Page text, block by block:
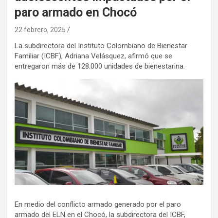
paro armado en Chocó
22 febrero, 2025
La subdirectora del Instituto Colombiano de Bienestar
Familiar (ICBF), Adriana Velásquez, afirmó que se
entregaron más de 128.000 unidades de bienestarina.
En medio del conflicto armado generado por el paro
armado del ELN en el Chocó, la subdirectora del ICBF,